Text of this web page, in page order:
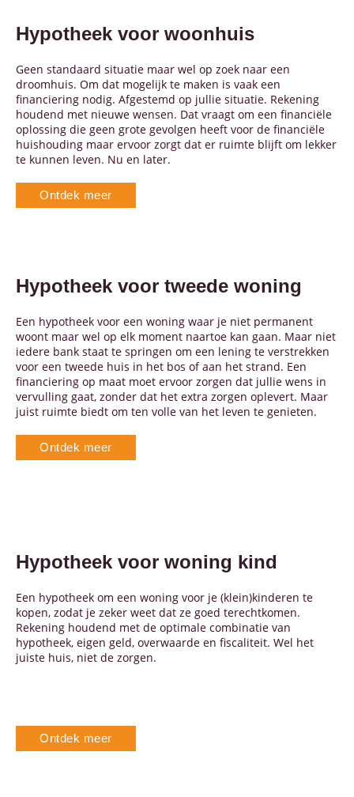
Hypotheek voor woonhuis
Geen standaard situatie maar wel op zoek naar een
droomhuis. Om dat mogelijk te maken is vaak een
financiering nodig. Afgestemd op jullie situatie. Rekening
houdend met nieuwe wensen. Dat vraagt om een financiële
oplossing die geen grote gevolgen heeft voor de financiële
huishouding maar ervoor zorgt dat er ruimte blijft om lekker
te kunnen leven. Nu en later.
Ontdek meer
Hypotheek voor tweede woning
Een hypotheek voor een woning waar je niet permanent
woont maar wel op elk moment naartoe kan gaan. Maar niet
iedere bank staat te springen om een lening te verstrekken
voor een tweede huis in het bos of aan het strand. Een
financiering op maat moet ervoor zorgen dat jullie wens in
vervulling gaat, zonder dat het extra zorgen oplevert. Maar
juist ruimte biedt om ten volle van het leven te genieten.
Ontdek meer
Hypotheek voor woning kind
Een hypotheek om een woning voor je (klein)kinderen te
kopen, zodat je zeker weet dat ze goed terechtkomen.
Rekening houdend met de optimale combinatie van
hypotheek, eigen geld, overwaarde en fiscaliteit. Wel het
juiste huis, niet de zorgen.
Ontdek meer